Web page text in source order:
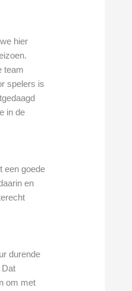
hier
team
spelers is
in de
een goede
en
durende
Dat
om met